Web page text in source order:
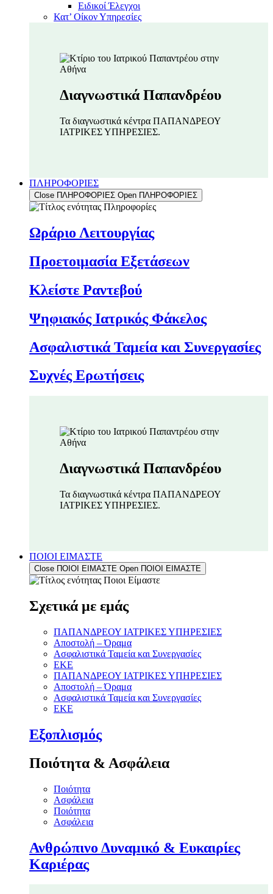
Ειδικοί Έλεγχοι
Κατ’ Οίκον Υπηρεσίες
Διαγνωστικά Παπανδρέου
Τα διαγνωστικά κέντρα ΠΑΠΑΝΔΡΕΟΥ
ΙΑΤΡΙΚΕΣ ΥΠΗΡΕΣΙΕΣ.
ΠΛΗΡΟΦΟΡΙΕΣ
Close ΠΛΗΡΟΦΟΡΙΕΣ Open ΠΛΗΡΟΦΟΡΙΕΣ
Ωράριο Λειτουργίας
Προετοιμασία Εξετάσεων
Κλείστε Ραντεβού
Ψηφιακός Ιατρικός Φάκελος
Ασφαλιστικά Ταμεία και Συνεργασίες
Συχνές Ερωτήσεις
Διαγνωστικά Παπανδρέου
Τα διαγνωστικά κέντρα ΠΑΠΑΝΔΡΕΟΥ
ΙΑΤΡΙΚΕΣ ΥΠΗΡΕΣΙΕΣ.
ΠΟΙΟΙ ΕΙΜΑΣΤΕ
Close ΠΟΙΟΙ ΕΙΜΑΣΤΕ Open ΠΟΙΟΙ ΕΙΜΑΣΤΕ
Σχετικά με εμάς
ΠΑΠΑΝΔΡΕΟΥ ΙΑΤΡΙΚΕΣ ΥΠΗΡΕΣΙΕΣ
Αποστολή – Όραμα
Ασφαλιστικά Ταμεία και Συνεργασίες
ΕΚΕ
ΠΑΠΑΝΔΡΕΟΥ ΙΑΤΡΙΚΕΣ ΥΠΗΡΕΣΙΕΣ
Αποστολή – Όραμα
Ασφαλιστικά Ταμεία και Συνεργασίες
ΕΚΕ
Εξοπλισμός
Ποιότητα & Ασφάλεια
Ποιότητα
Ασφάλεια
Ποιότητα
Ασφάλεια
Ανθρώπινο Δυναμικό & Ευκαιρίες
Καριέρας